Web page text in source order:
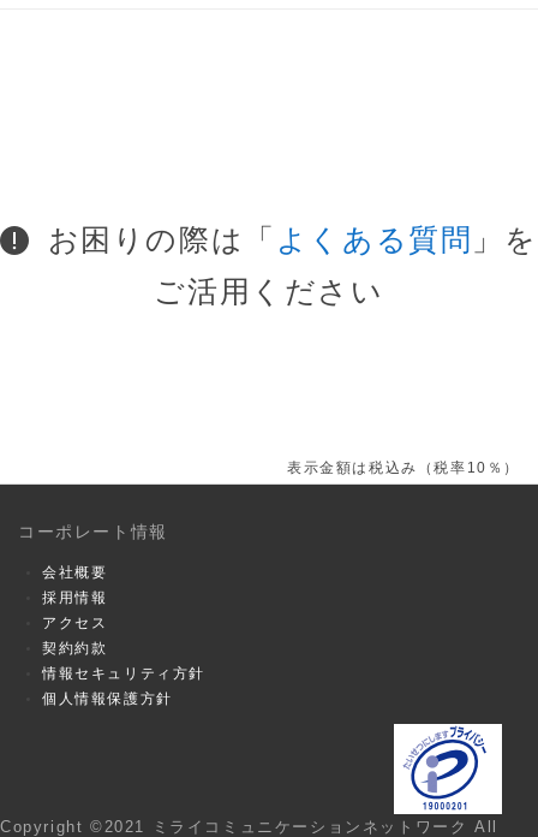
お困りの際は「 よくある質問 」を
ご活用ください
表示金額は税込み（税率10％）
コーポレート情報
会社概要
採用情報
アクセス
契約約款
情報セキュリティ方針
個人情報保護方針
Copyright ©2021 ミライコミュニケーションネットワーク All